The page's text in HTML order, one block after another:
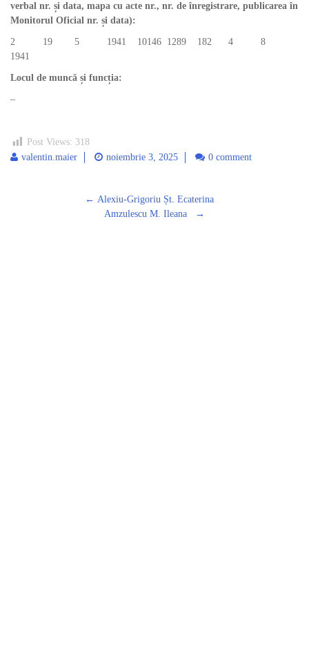
verbal nr. și data, mapa cu acte nr., nr. de înregistrare, publicarea în
Monitorul Oficial nr. și data):
2 19 5 1941 10146 1289 182 4 8
1941
Locul de muncă și funcția:
–
Post Views: 318
valentin.maier
noiembrie 3, 2025 0 comment
← Alexiu-Grigoriu Șt. Ecaterina
Amzulescu M. Ileana
→